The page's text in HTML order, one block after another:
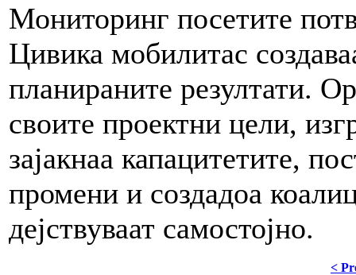
Мониторинг посетите
Цивика мобилитас
планираните резултати.
своите проектни цели,
зајакнаа капацитетите,
промени и создадоа
дејствуваат самостојно.
<